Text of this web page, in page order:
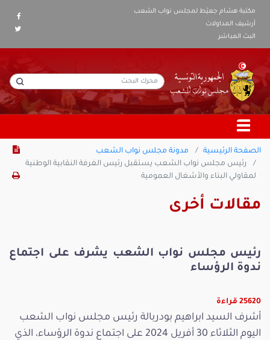
مكتبة هشام جعيّط لمجلس نواب الشعب
أرشيف المداولات
البث المباشر
الصفحة الرئيسية
مدونة مجلس نواب الشعب
رئيس مجلس نواب الشعب يستقبل رئيس الغرفة النقابية الوطنية
لمقاولي البناء والأشغال العمومية
مقالات أخرى
رئيس مجلس نواب الشعب يشرف على اجتماع
ندوة الرؤساء
25620 قراءة
أشرف السيد ابراهيم بودربالة رئيس مجلس نواب الشعب
اليوم الثلاثاء 30 أفريل 2024 على اجتماع ندوة الرؤساء، الذي